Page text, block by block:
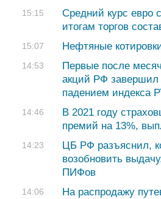
15:15
Средний курс евро
итогам торгов
15:07 Нефтяные
14:53
Первые после
акций РФ
падением индекса
14:46
В 2021 году
премий на 13%,
14:23
ЦБ РФ разъяснил,
возобновить
ПИФов
14:06
На распродажу